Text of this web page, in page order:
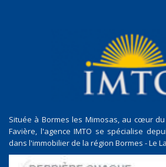
Située à Bormes les Mimosas, au cœur
Favière, l'agence IMTO se spécialise
dans l'immobilier de la région Bormes - Le